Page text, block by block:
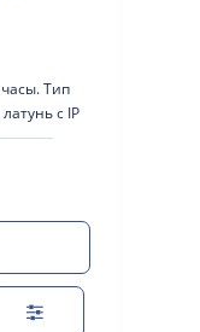
Тип
с IP